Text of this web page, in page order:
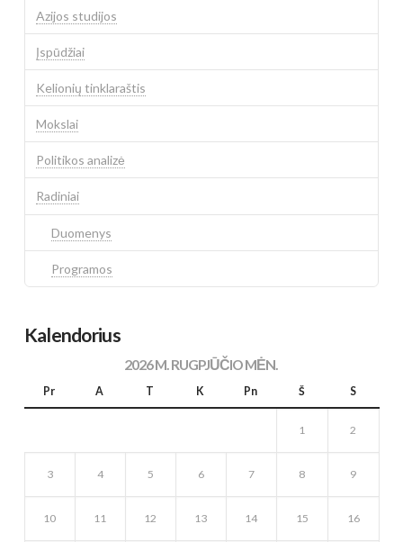
Azijos studijos
Įspūdžiai
Kelionių tinklaraštis
Mokslai
Politikos analizė
Radiniai
Duomenys
Programos
Kalendorius
2026 M. RUGPJŪČIO MĖN.
Pr A T K Pn Š S
1 2
3 4 5 6 7 8 9
10 11 12 13 14 15 16